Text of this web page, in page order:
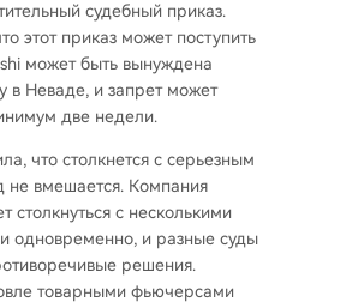
судебный приказ.
этот приказ может поступить
может быть вынуждена
в Неваде, и запрет может
две недели.
что столкнется с серьезным
не вмешается. Компания
столкнуться с несколькими
одновременно, и разные суды
решения.
товарными фьючерсами